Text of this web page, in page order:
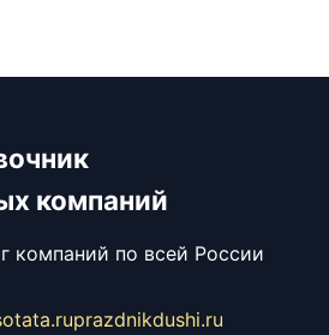
компаний
компаний по всей России
prazdnikdushi.ru